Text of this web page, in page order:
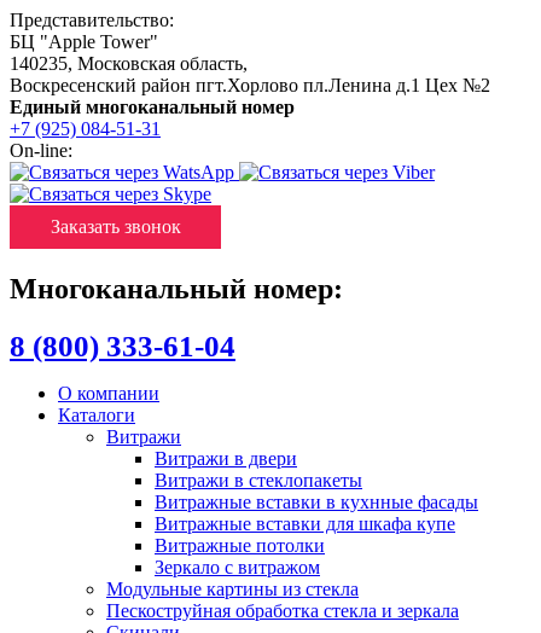
Представительство:
БЦ "Apple Tower"
140235, Московская область,
Воскресенский район пгт.Хорлово пл.Ленина д.1 Цех №2
Единый многоканальный номер
+7 (925) 084-51-31
On-line:
Заказать звонок
Многоканальный номер:
8 (800) 333-61-04
О компании
Каталоги
Витражи
Витражи в двери
Витражи в стеклопакеты
Витражные вставки в кухнные фасады
Витражные вставки для шкафа купе
Витражные потолки
Зеркало с витражом
Модульные картины из стекла
Пескоструйная обработка стекла и зеркала